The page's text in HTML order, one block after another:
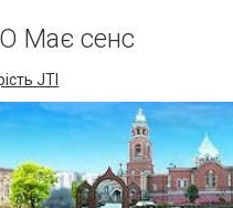
Має сенс
JTI